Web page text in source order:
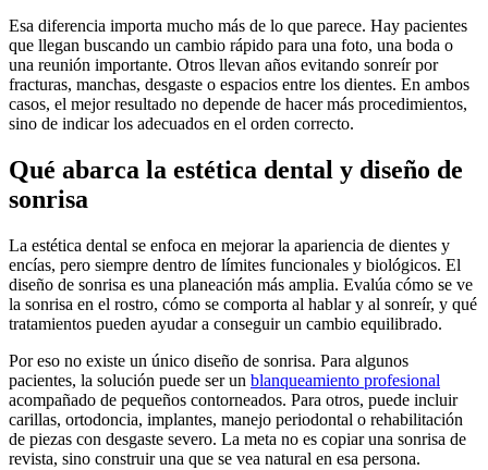
Esa diferencia importa mucho más de lo que parece. Hay pacientes
que llegan buscando un cambio rápido para una foto, una boda o
una reunión importante. Otros llevan años evitando sonreír por
fracturas, manchas, desgaste o espacios entre los dientes. En ambos
casos, el mejor resultado no depende de hacer más procedimientos,
sino de indicar los adecuados en el orden correcto.
Qué abarca la estética dental y diseño de
sonrisa
La estética dental se enfoca en mejorar la apariencia de dientes y
encías, pero siempre dentro de límites funcionales y biológicos. El
diseño de sonrisa es una planeación más amplia. Evalúa cómo se ve
la sonrisa en el rostro, cómo se comporta al hablar y al sonreír, y qué
tratamientos pueden ayudar a conseguir un cambio equilibrado.
Por eso no existe un único diseño de sonrisa. Para algunos
pacientes, la solución puede ser un blanqueamiento profesional
acompañado de pequeños contorneados. Para otros, puede incluir
carillas, ortodoncia, implantes, manejo periodontal o rehabilitación
de piezas con desgaste severo. La meta no es copiar una sonrisa de
revista, sino construir una que se vea natural en esa persona.